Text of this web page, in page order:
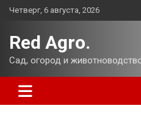
Перейти
Четверг, 6 августа, 2026
Red Agro.
Сад, огород и